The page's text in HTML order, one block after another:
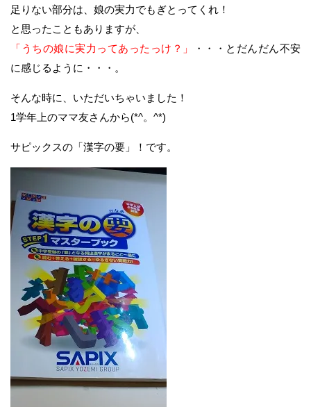
足りない部分は、娘の実力でもぎとってくれ！
と思ったこともありますが、
「うちの娘に実力ってあったっけ？」
・・・とだんだん不安
に感じるように・・・。
そんな時に、いただいちゃいました！
1学年上のママ友さんから(*^。^*)
サピックスの「漢字の要」！です。